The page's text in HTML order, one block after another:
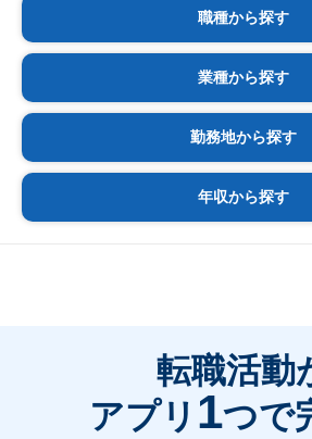
職種から探す
業種から探す
勤務地から探す
年収から探す
転職活動
アプリ 1つで